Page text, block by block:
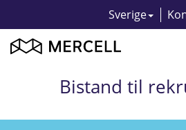
Sverige
Bistand til